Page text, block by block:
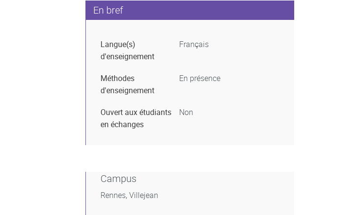
En bref
Langue(s)
d'enseignement
Français
Méthodes
d'enseignement
En présence
Ouvert aux étudiants
en échanges
Non
Campus
Rennes, Villejean